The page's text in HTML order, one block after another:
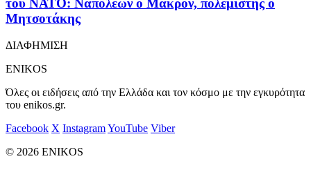
του ΝΑΤΟ: Ναπολέων ο Μακρόν, πολεμιστής ο
Μητσοτάκης
ΔΙΑΦΗΜΙΣΗ
ENIKOS
Όλες οι ειδήσεις από την Ελλάδα και τον κόσμο με την εγκυρότητα
του enikos.gr.
Facebook X InstagramYouTube Viber
© 2026 ENIKOS